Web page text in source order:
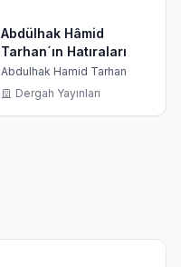
Abdülhak Hâmid
Tarhan´ın Hatıraları
Abdulhak Hamid Tarhan
Dergah Yayınları